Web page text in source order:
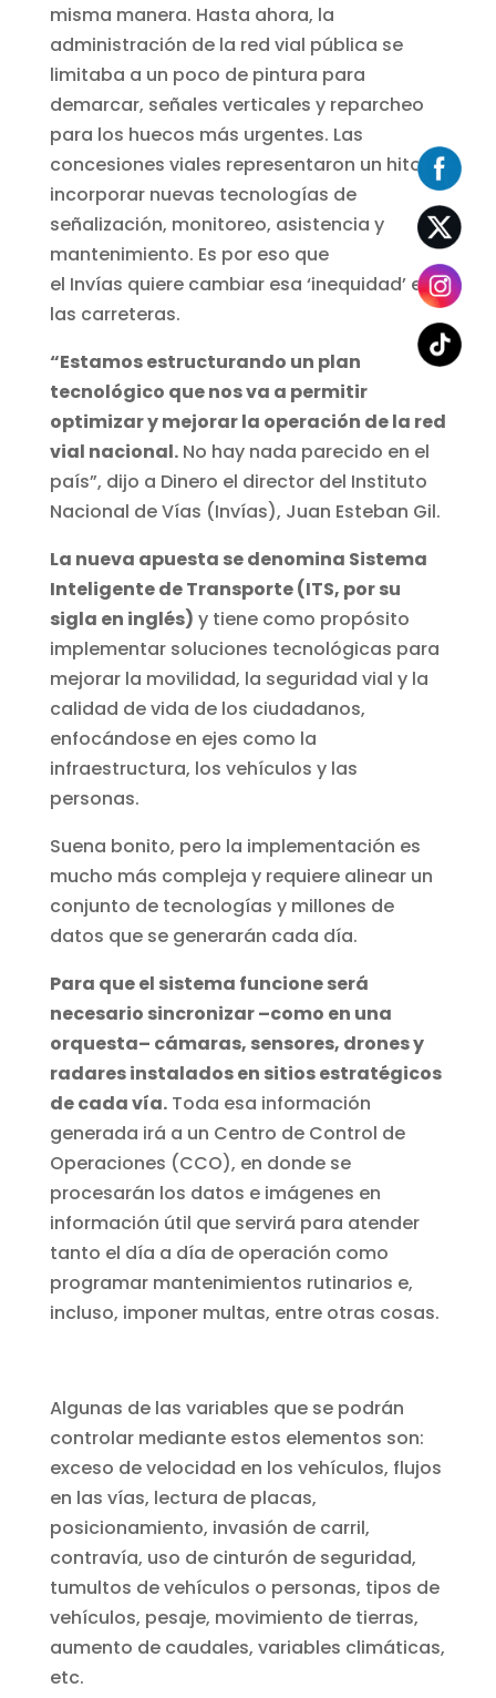
misma manera. Hasta ahora, la
administración de la red vial pública se
limitaba a un poco de pintura para
demarcar, señales verticales y reparcheo
para los huecos más urgentes. Las
concesiones viales representaron un hito al
incorporar nuevas tecnologías de
señalización, monitoreo, asistencia y
mantenimiento. Es por eso que
el Invías quiere cambiar esa ‘inequidad’ en
las carreteras.
“Estamos estructurando un plan
tecnológico que nos va a permitir
optimizar y mejorar la operación de la red
vial nacional.No hay nada parecido en el
país”, dijo a Dinero el director del Instituto
Nacional de Vías (Invías), Juan Esteban Gil.
La nueva apuesta se denomina Sistema
Inteligente de Transporte (ITS, por su
sigla en inglés) y tiene como propósito
implementar soluciones tecnológicas para
mejorar la movilidad, la seguridad vial y la
calidad de vida de los ciudadanos,
enfocándose en ejes como la
infraestructura, los vehículos y las
personas.
Suena bonito, pero la implementación es
mucho más compleja y requiere alinear un
conjunto de tecnologías y millones de
datos que se generarán cada día.
Para que el sistema funcione será
necesario sincronizar –como en una
orquesta– cámaras, sensores, drones y
radares instalados en sitios estratégicos
de cada vía.Toda esa información
generada irá a un Centro de Control de
Operaciones (CCO), en donde se
procesarán los datos e imágenes en
información útil que servirá para atender
tanto el día a día de operación como
programar mantenimientos rutinarios e,
incluso, imponer multas, entre otras cosas.
Algunas de las variables que se podrán
controlar mediante estos elementos son:
exceso de velocidad en los vehículos, flujos
en las vías, lectura de placas,
posicionamiento, invasión de carril,
contravía, uso de cinturón de seguridad,
tumultos de vehículos o personas, tipos de
vehículos, pesaje, movimiento de tierras,
aumento de caudales, variables climáticas,
etc.